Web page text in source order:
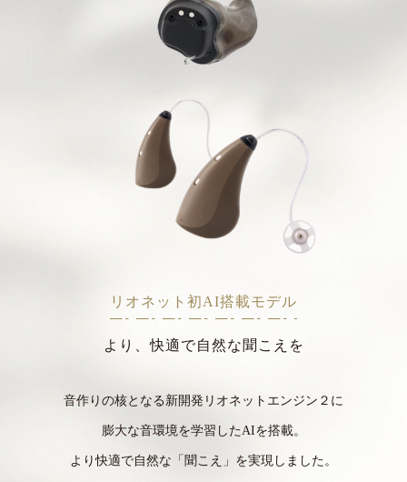
リオネット初AI搭載モデル
より、快適で自然な聞こえを
音作りの核となる新開発リオネットエンジン２に
膨大な音環境を学習したAIを搭載。
より快適で自然な「聞こえ」を実現しました。